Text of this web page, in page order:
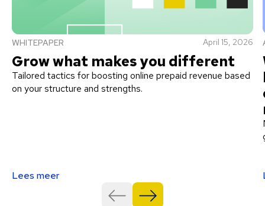
WHITEPAPER April 15, 2026
Grow what makes you different
Tailored tactics for boosting online prepaid revenue based
on your structure and strengths.
Lees meer